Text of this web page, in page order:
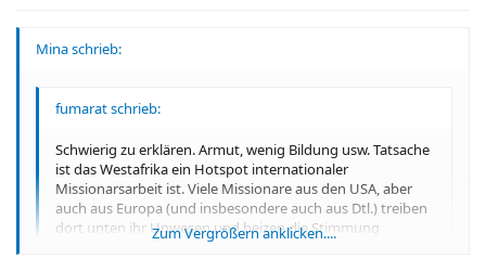
Mina schrieb:
fumarat schrieb:
Schwierig zu erklären. Armut, wenig Bildung usw. Tatsache
ist das Westafrika ein Hotspot internationaler
Missionarsarbeit ist. Viele Missionare aus den USA, aber
auch aus Europa (und insbesondere auch aus Dtl.) treiben
dort unten ihr Unwesen und heizen die Stimmung
zusätzlich an. Der nördliche muslimische und ärmere Teil
Zum Vergrößern anklicken....